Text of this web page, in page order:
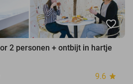
favorite_border
2 personen + ontbijt in hartje
9.6 star